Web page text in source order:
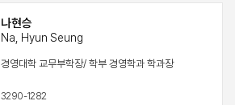
나현승
Na, Hyun Seung
경영대학 교무부학장/ 학부 경영학과 학과장
3290-1282